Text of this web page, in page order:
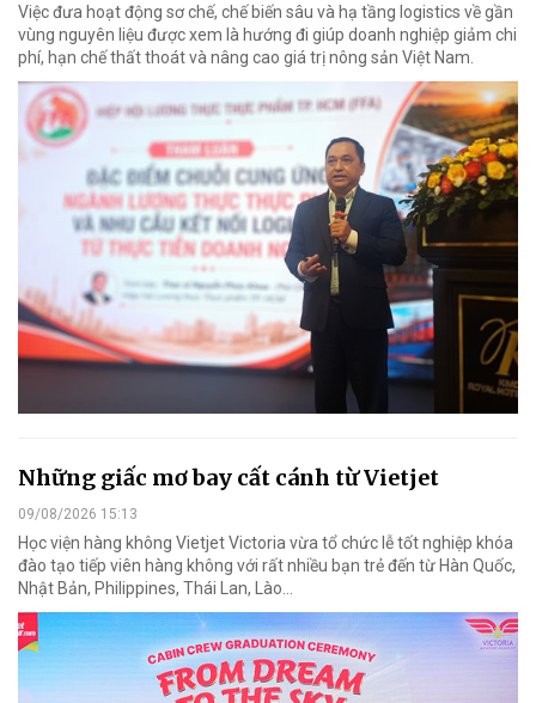
Việc đưa hoạt động sơ chế, chế biến sâu và hạ tầng logistics về gần
vùng nguyên liệu được xem là hướng đi giúp doanh nghiệp giảm chi
phí, hạn chế thất thoát và nâng cao giá trị nông sản Việt Nam.
Những giấc mơ bay cất cánh từ Vietjet
09/08/2026 15:13
Học viện hàng không Vietjet Victoria vừa tổ chức lễ tốt nghiệp khóa
đào tạo tiếp viên hàng không với rất nhiều bạn trẻ đến từ Hàn Quốc,
Nhật Bản, Philippines, Thái Lan, Lào…